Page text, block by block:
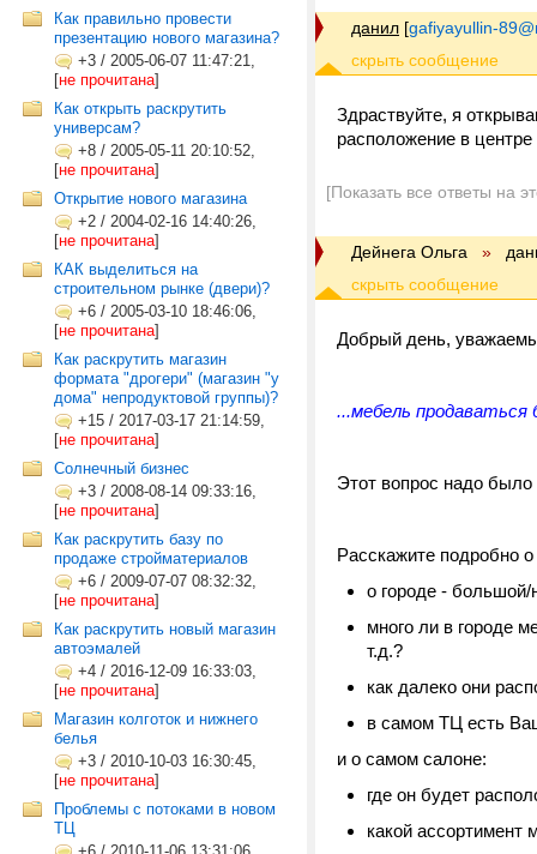
Как правильно провести
презентацию нового магазина?
+3 / 2005-06-07 11:47:21,
[не прочитана]
Как открыть раскрутить
универсам?
+8 / 2005-05-11 20:10:52,
[не прочитана]
Открытие нового магазина
+2 / 2004-02-16 14:40:26,
[не прочитана]
КАК выделиться на
строительном рынке (двери)?
+6 / 2005-03-10 18:46:06,
[не прочитана]
Как раскрутить магазин
формата "дрогери" (магазин "у
дома" непродуктовой группы)?
+15 / 2017-03-17 21:14:59,
[не прочитана]
Солнечный бизнес
+3 / 2008-08-14 09:33:16,
[не прочитана]
Как раскрутить базу по
продаже стройматериалов
+6 / 2009-07-07 08:32:32,
[не прочитана]
Как раскрутить новый магазин
автоэмалей
+4 / 2016-12-09 16:33:03,
[не прочитана]
Магазин колготок и нижнего
белья
+3 / 2010-10-03 16:30:45,
[не прочитана]
Проблемы с потоками в новом
ТЦ
данил [gafiyayullin-
Здраствуйте, я
расположение в
[Показать все ответы на
Дейнега Ольга »
Добрый день,
...мебель продаваться
Этот вопрос надо было
Расскажите подробно
о городе - большой/
много ли в городе
т.д.?
как далеко они
в самом ТЦ есть
и о самом салоне:
где он будет
какой ассортимент